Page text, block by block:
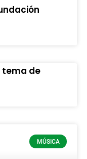
tema de
MÚSICA